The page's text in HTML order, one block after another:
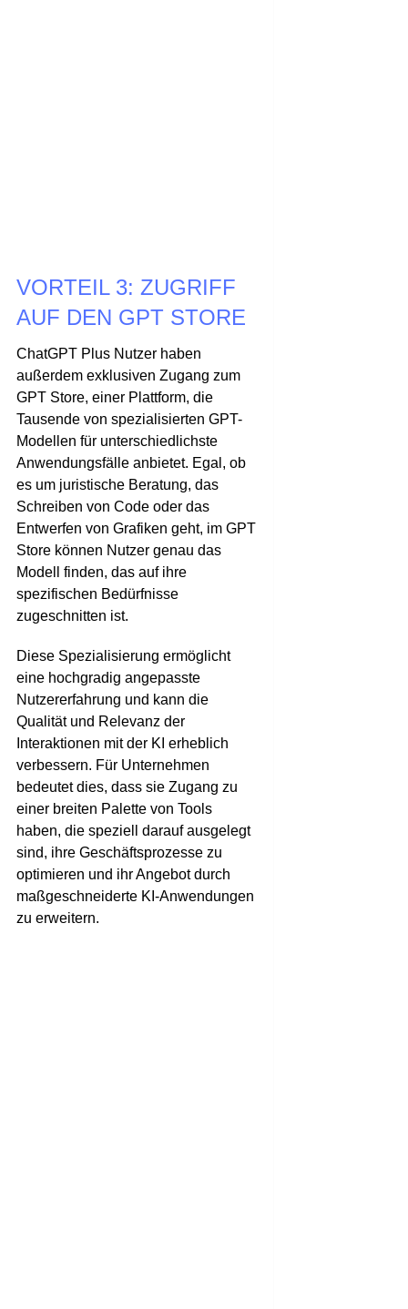
VORTEIL 3: ZUGRIFF
AUF DEN GPT STORE
ChatGPT Plus Nutzer haben
außerdem exklusiven Zugang zum
GPT Store, einer Plattform, die
Tausende von spezialisierten GPT-
Modellen für unterschiedlichste
Anwendungsfälle anbietet. Egal, ob
es um juristische Beratung, das
Schreiben von Code oder das
Entwerfen von Grafiken geht, im GPT
Store können Nutzer genau das
Modell finden, das auf ihre
spezifischen Bedürfnisse
zugeschnitten ist.
Diese Spezialisierung ermöglicht
eine hochgradig angepasste
Nutzererfahrung und kann die
Qualität und Relevanz der
Interaktionen mit der KI erheblich
verbessern. Für Unternehmen
bedeutet dies, dass sie Zugang zu
einer breiten Palette von Tools
haben, die speziell darauf ausgelegt
sind, ihre Geschäftsprozesse zu
optimieren und ihr Angebot durch
maßgeschneiderte KI-Anwendungen
zu erweitern.